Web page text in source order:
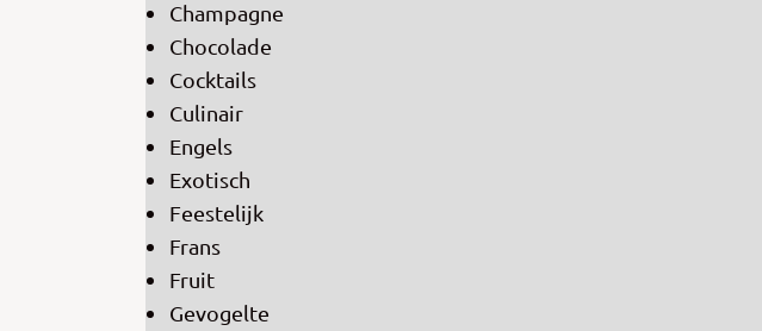
Champagne
Chocolade
Cocktails
Culinair
Engels
Exotisch
Feestelijk
Frans
Fruit
Gevogelte